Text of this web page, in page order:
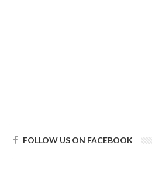
FOLLOW US ON FACEBOOK